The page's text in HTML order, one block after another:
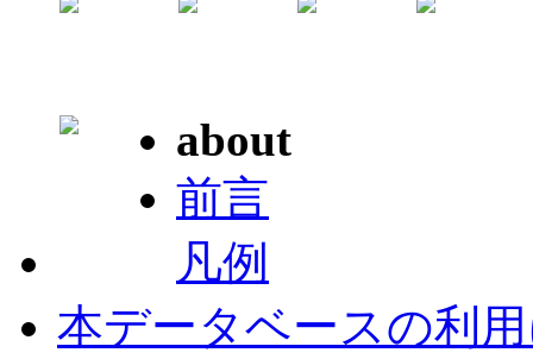
about
前言
凡例
本データベースの利